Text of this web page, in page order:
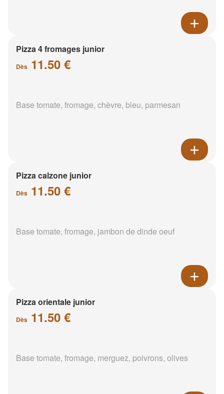
Pizza 4 fromages junior
Dès 11.50 €
Base tomate, fromage, chèvre, bleu, parmesan
Pizza calzone junior
Dès 11.50 €
Base tomate, fromage, jambon de dinde oeuf
Pizza orientale junior
Dès 11.50 €
Base tomate, fromage, merguez, poivrons, olives